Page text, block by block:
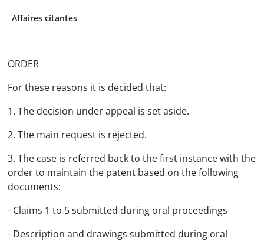
Affaires citantes -
ORDER
For these reasons it is decided that:
1. The decision under appeal is set aside.
2. The main request is rejected.
3. The case is referred back to the first instance with the
order to maintain the patent based on the following
documents:
- Claims 1 to 5 submitted during oral proceedings
- Description and drawings submitted during oral